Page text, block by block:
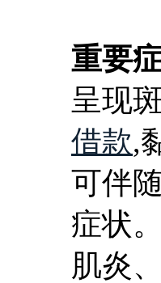
重要
呈现
借款,
可伴
症状
肌炎